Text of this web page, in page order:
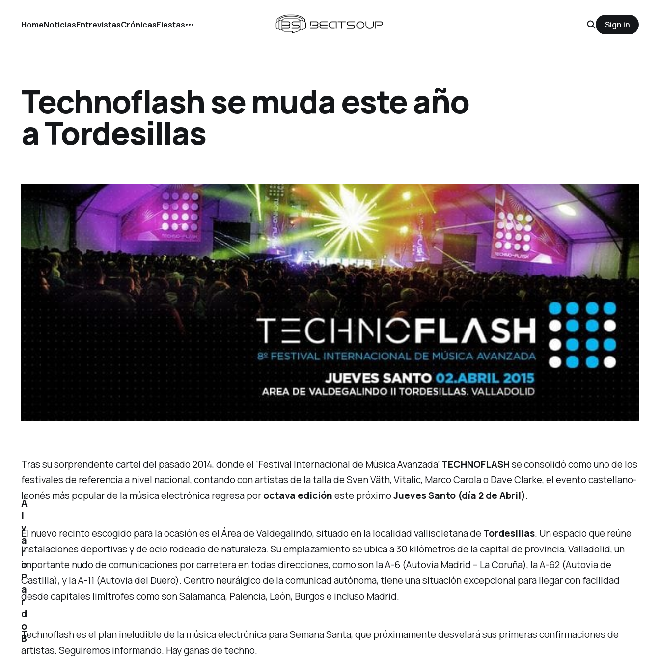
HomeNoticiasEntrevistasCrónicasFiestas Sign in
Technoflash se muda este año
a Tordesillas
Tras su sorprendente cartel del pasado 2014, donde el ‘Festival Internacional de Música Avanzada’TECHNOFLASHse consolidó como uno de los
festivales de referencia a nivel nacional, contando con artistas de la talla de Sven Väth, Vitalic, Marco Carola o Dave Clarke, el evento castellano-
leonés más popular de la música electrónica regresa poroctava edicióneste próximoJueves Santo (día 2 de Abril).
El nuevo recinto escogido para la ocasión es el Área de Valdegalindo, situado en la localidad vallisoletana de Tordesillas. Un espacio que reúne
instalaciones deportivas y de ocio rodeado de naturaleza. Su emplazamiento se ubica a 30 kilómetros de la capital de provincia, Valladolid, un
importante nudo de comunicaciones por carretera en todas direcciones, como son la A-6 (Autovía Madrid – La Coruña), la A-62 (Autovia de
Castilla), y la A-11 (Autovía del Duero). Centro neurálgico de la comunicad autónoma, tiene una situación excepcional para llegar con facilidad
desde capitales limítrofes como son Salamanca, Palencia, León, Burgos e incluso Madrid.
Technoflash es el plan ineludible de la música electrónica para Semana Santa, que próximamente desvelará sus primeras confirmaciones de
artistas. Seguiremos informando. Hay ganas de techno.
Á
l
v
a
r
o
P
a
r
d
o
B
1